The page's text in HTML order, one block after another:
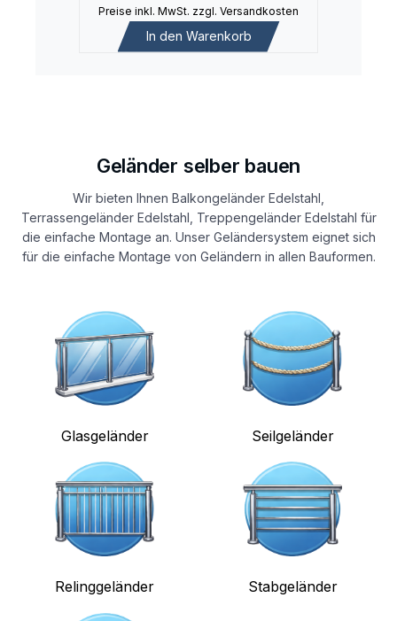
Preise inkl. MwSt. zzgl. Versandkosten
In den Warenkorb
Geländer selber bauen
Wir bieten Ihnen Balkongeländer Edelstahl,
Terrassengeländer Edelstahl, Treppengeländer Edelstahl für
die einfache Montage an. Unser Geländersystem eignet sich
für die einfache Montage von Geländern in allen Bauformen.
Glasgeländer Seilgeländer
Relinggeländer Stabgeländer